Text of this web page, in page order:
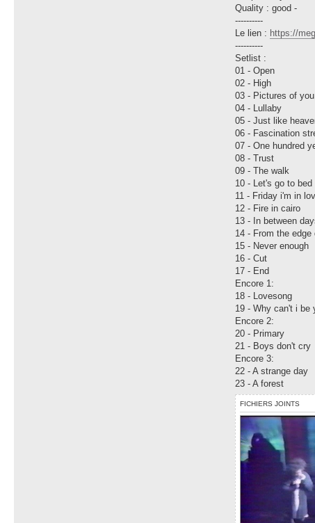
Quality : good -
----------
Le lien : https://
----------
Setlist :
01 - Open
02 - High
03 - Pictures of you
04 - Lullaby
05 - Just like
06 - Fascination
07 - One hundred
08 - Trust
09 - The walk
10 - Let's go to bed
11 - Friday i'm in
12 - Fire in cairo
13 - In between
14 - From the
15 - Never enough
16 - Cut
17 - End
Encore 1:
18 - Lovesong
19 - Why can't i be
Encore 2:
20 - Primary
21 - Boys don't cry
Encore 3:
22 - A strange day
23 - A forest
FICHIERS JOINTS